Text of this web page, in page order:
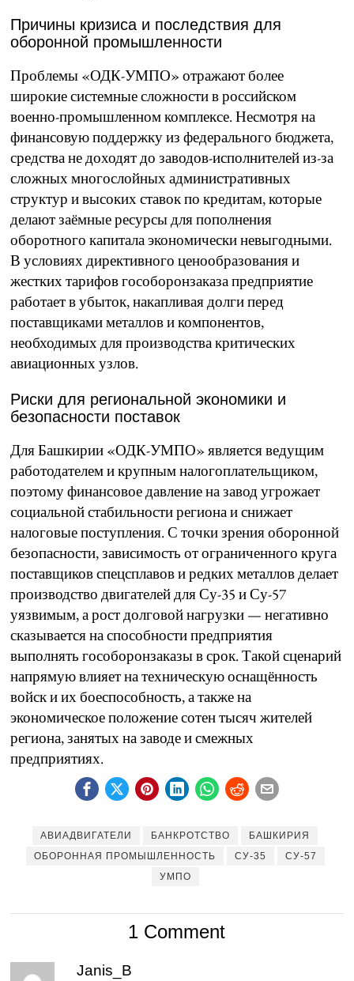
Причины кризиса и последствия для
оборонной промышленности
Проблемы «ОДК-УМПО» отражают более
широкие системные сложности в российском
военно-промышленном комплексе. Несмотря на
финансовую поддержку из федерального бюджета,
средства не доходят до заводов-исполнителей из-за
сложных многослойных административных
структур и высоких ставок по кредитам, которые
делают заёмные ресурсы для пополнения
оборотного капитала экономически невыгодными.
В условиях директивного ценообразования и
жестких тарифов гособоронзаказа предприятие
работает в убыток, накапливая долги перед
поставщиками металлов и компонентов,
необходимых для производства критических
авиационных узлов.
Риски для региональной экономики и
безопасности поставок
Для Башкирии «ОДК-УМПО» является ведущим
работодателем и крупным налогоплательщиком,
поэтому финансовое давление на завод угрожает
социальной стабильности региона и снижает
налоговые поступления. С точки зрения оборонной
безопасности, зависимость от ограниченного круга
поставщиков спецсплавов и редких металлов делает
производство двигателей для Су-35 и Су-57
уязвимым, а рост долговой нагрузки — негативно
сказывается на способности предприятия
выполнять гособоронзаказы в срок. Такой сценарий
напрямую влияет на техническую оснащённость
войск и их боеспособность, а также на
экономическое положение сотен тысяч жителей
региона, занятых на заводе и смежных
предприятиях.
АВИАДВИГАТЕЛИ БАНКРОТСТВО
БАШКИРИЯ
ОБОРОННАЯ ПРОМЫШЛЕННОСТЬ
СУ-35
СУ-57
УМПО
1 Comment
Janis_B